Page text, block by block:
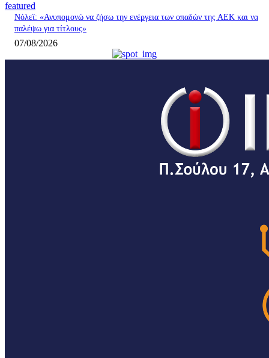
featured
Νόλεϊ: «Ανυπομονώ να ζήσω την ενέργεια των οπαδών της ΑΕΚ και να
παλέψω για τίτλους»
07/08/2026